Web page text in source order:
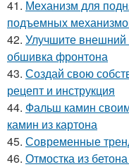
41. Механизм для
подъемных
42. Улучшите
обшивка фронтона
43. Создай свою
рецепт и инструкция
44. Фальш камин
камин из картона
45. Современные
46. Отмостка из